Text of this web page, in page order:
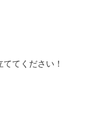
てください！